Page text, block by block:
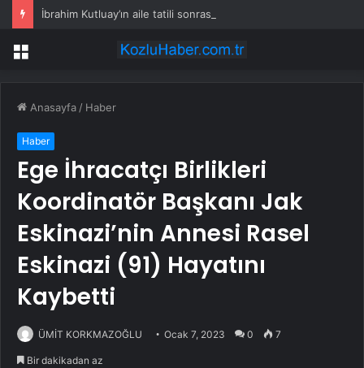
Menü
Anasayfa / Haber
Haber
Ege İhracatçı Birlikleri
Koordinatör Başkanı Jak
Eskinazi’nin Annesi Rasel
Eskinazi (91) Hayatını
Kaybetti
ÜMİT KORKMAZOĞLU Ocak 7, 2023 0 7
Bir dakikadan az